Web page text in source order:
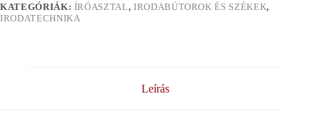
KATEGÓRIÁK: ÍRÓASZTAL, IRODABÚTOROK ÉS SZÉKEK,
IRODATECHNIKA
Leírás